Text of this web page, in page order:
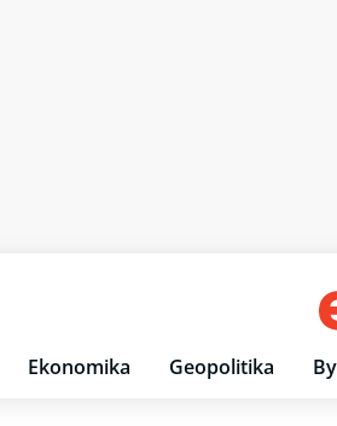
Ekonomika Geopolitika